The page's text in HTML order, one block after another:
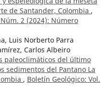
de Santander, Colombia ,
2 (2024): Número
Luis Norberto Parra
Carlos Albeiro
paleoclimáticos del último
sedimentos del Pantano La
, Boletín Geológico: Vol.